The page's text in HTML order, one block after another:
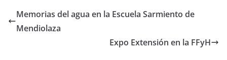
b
o
er
Memorias del agua en la Escuela Sarmiento de
Mendiolaza
Expo Extensión en la FFyH